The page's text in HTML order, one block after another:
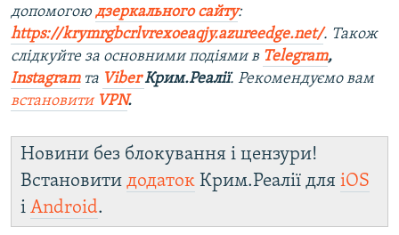
допомогою дзеркального сайту:
https://krymrgbcrlvrexoeaqjy.azureedge.net/. Також
слідкуйте за основними подіями в Telegram,
Instagramта ViberКрим.Реалії. Рекомендуємо вам
встановити VPN.
Новини без блокування і цензури!
Встановити додаток Крим.Реалії для iOS
і Android.